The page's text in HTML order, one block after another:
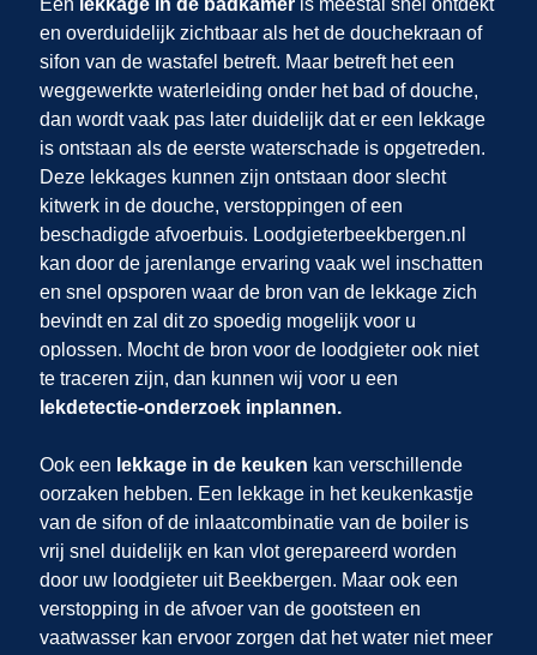
Een lekkage in de badkameris meestal snel ontdekt
en overduidelijk zichtbaar als het de douchekraan of
sifon van de wastafel betreft. Maar betreft het een
weggewerkte waterleiding onder het bad of douche,
dan wordt vaak pas later duidelijk dat er een lekkage
is ontstaan als de eerste waterschade is opgetreden.
Deze lekkages kunnen zijn ontstaan door slecht
kitwerk in de douche, verstoppingen of een
beschadigde afvoerbuis. Loodgieterbeekbergen.nl
kan door de jarenlange ervaring vaak wel inschatten
en snel opsporen waar de bron van de lekkage zich
bevindt en zal dit zo spoedig mogelijk voor u
oplossen. Mocht de bron voor de loodgieter ook niet
te traceren zijn, dan kunnen wij voor u een
lekdetectie-onderzoek inplannen.
Ook een lekkage in de keuken kan verschillende
oorzaken hebben. Een lekkage in het keukenkastje
van de sifon of de inlaatcombinatie van de boiler is
vrij snel duidelijk en kan vlot gerepareerd worden
door uw loodgieter uit Beekbergen. Maar ook een
verstopping in de afvoer van de gootsteen en
vaatwasser kan ervoor zorgen dat het water niet meer